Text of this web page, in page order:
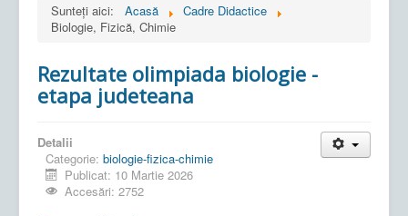
Sunteți aici:
Acasă
Cadre Didactice
Biologie, Fizică, Chimie
Rezultate olimpiada biologie -
etapa judeteana
Detalii
Categorie: biologie-fizica-chimie
Publicat: 10 Martie 2026
Accesări: 2752